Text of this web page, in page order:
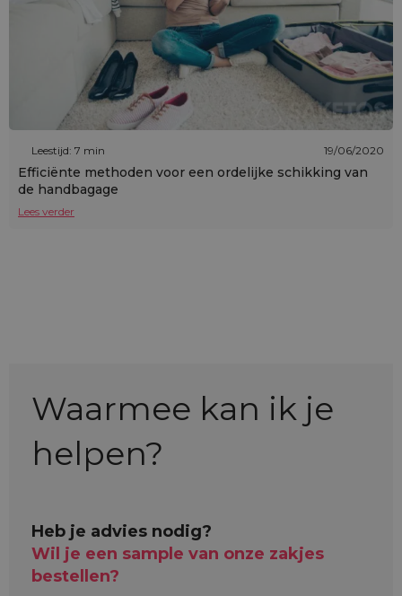
Leestijd: 7 min 19/06/2020
Efficiënte methoden voor een ordelijke schikking van
de handbagage
Lees verder
Waarmee kan ik je
helpen?
Heb je advies nodig?
Wil je een sample van onze zakjes
bestellen?